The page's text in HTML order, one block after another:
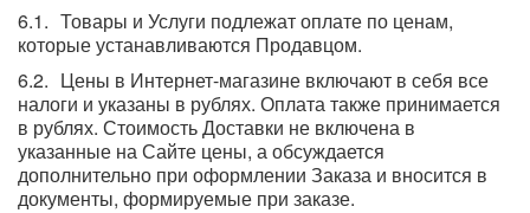
Товары и Услуги подлежат оплате по ценам,
которые устанавливаются Продавцом.
Цены в Интернет-магазине включают в себя все
налоги и указаны в рублях. Оплата также принимается
в рублях. Стоимость Доставки не включена в
указанные на Сайте цены, а обсуждается
дополнительно при оформлении Заказа и вносится в
документы, формируемые при заказе.